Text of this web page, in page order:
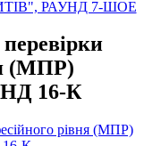
(МПР)
16-К